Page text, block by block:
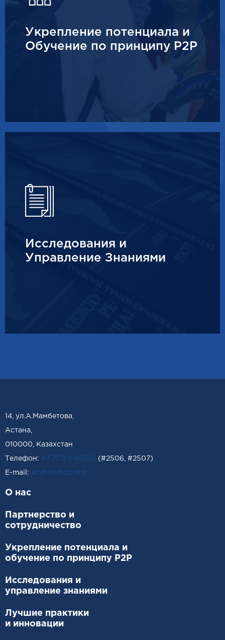
Укрепление потенциала и
Обучение по принципу P2P
Исследования и
Управление Знаниями
14, ул.А.Мамбетова,
Астана,
010000, Казахстан
Телефон: +7 7172 696550 (#2506, #2507)
Е-mail: acsh@undp.org
О нас
Партнерство и
сотрудничество
Укрепление потенциала и
обучение по принципу P2P
Исследования и
управление знаниями
Лучшие практики
и инновации